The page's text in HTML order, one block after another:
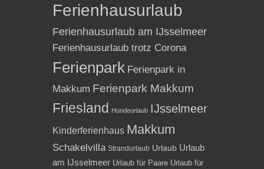
Ferienhausurlaub
Ferienhausurlaub am IJsselmeer
Ferienhausurlaub trotz Corona
Ferienpark Ferienpark in
Makkum Ferienpark Makkum
Friesland Hundeurlaub IJsselmeer
Kinderferienhaus Makkum
Schakelvilla Strandurlaub Urlaub Urlaub
am IJsselmeer Urlaub für Paare Urlaub für